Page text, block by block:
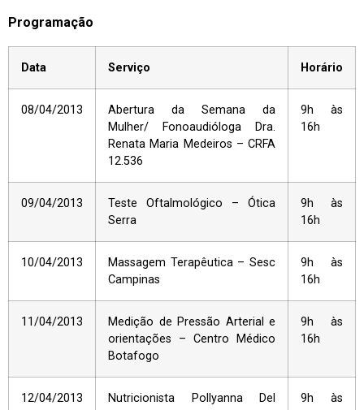
Programação
Data Serviço Horário
08/04/2013
Abertura da Semana da
Mulher/ Fonoaudióloga Dra.
Renata Maria Medeiros – CRFA
12.536
9h às
16h
09/04/2013
Teste Oftalmológico – Ótica
Serra
9h às
16h
10/04/2013
Massagem Terapêutica – Sesc
Campinas
9h às
16h
11/04/2013
Medição de Pressão Arterial e
orientações – Centro Médico
Botafogo
9h às
16h
12/04/2013
Nutricionista Pollyanna Del
9h às